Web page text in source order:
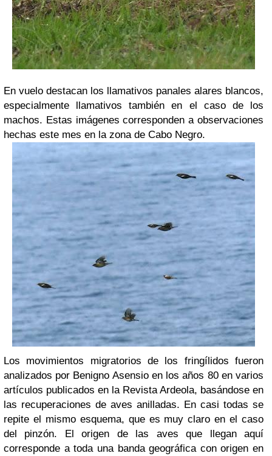
En vuelo destacan los llamativos panales alares blancos,
especialmente llamativos también en el caso de los
machos. Estas imágenes corresponden a observaciones
hechas este mes en la zona de Cabo Negro.
Los movimientos migratorios de los fringílidos fueron
analizados por Benigno Asensio en los años 80 en varios
artículos publicados en la Revista Ardeola, basándose en
las recuperaciones de aves anilladas. En casi todas se
repite el mismo esquema, que es muy claro en el caso
del pinzón. El origen de las aves que llegan aquí
corresponde a toda una banda geográfica con origen en